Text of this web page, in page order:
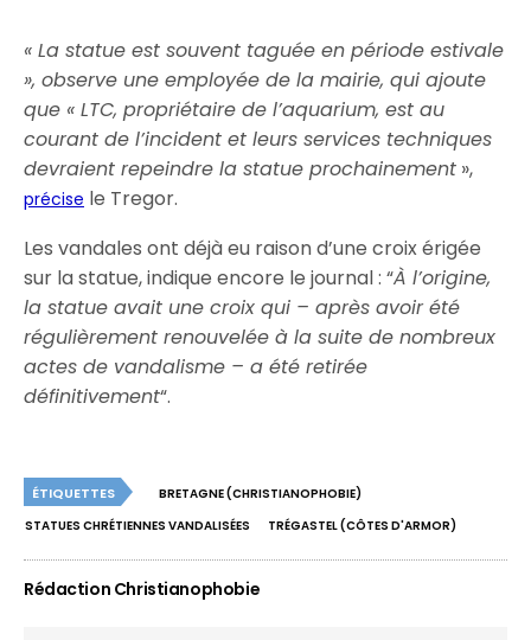
« La statue est souvent taguée en période estivale
», observe une employée de la mairie, qui ajoute
que « LTC, propriétaire de l’aquarium, est au
courant de l’incident et leurs services techniques
devraient repeindre la statue prochainement »,
précise le Tregor.
Les vandales ont déjà eu raison d’une croix érigée
sur la statue, indique encore le journal : “À l’origine,
la statue avait une croix qui – après avoir été
régulièrement renouvelée à la suite de nombreux
actes de vandalisme – a été retirée
définitivement“.
ÉTIQUETTES
BRETAGNE (CHRISTIANOPHOBIE)
STATUES CHRÉTIENNES VANDALISÉES
TRÉGASTEL (CÔTES D'ARMOR)
Rédaction Christianophobie